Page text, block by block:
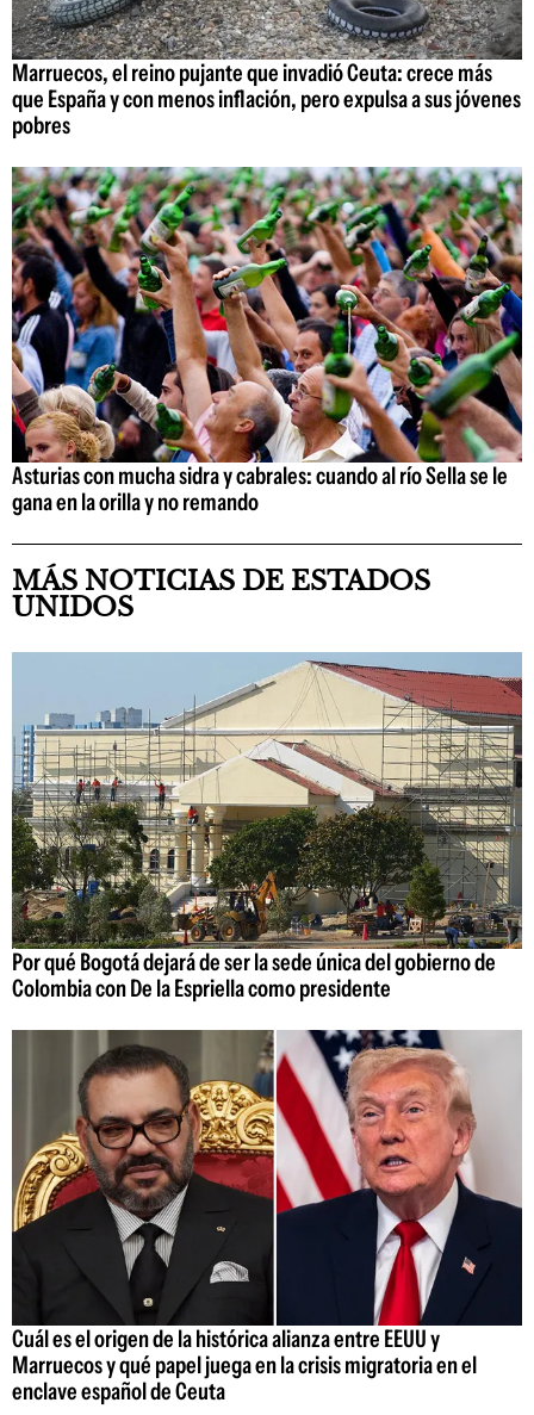
Marruecos, el reino pujante que invadió Ceuta: crece más
que España y con menos inflación, pero expulsa a sus jóvenes
pobres
Asturias con mucha sidra y cabrales: cuando al río Sella se le
gana en la orilla y no remando
MÁS NOTICIAS DE ESTADOS
UNIDOS
Por qué Bogotá dejará de ser la sede única del gobierno de
Colombia con De la Espriella como presidente
Cuál es el origen de la histórica alianza entre EEUU y
Marruecos y qué papel juega en la crisis migratoria en el
enclave español de Ceuta